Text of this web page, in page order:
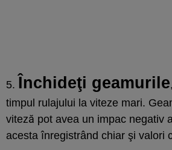
5. Închideţi geamurile
timpul rulajului la viteze mari.
viteză pot avea un impac negativ
acesta înregistrând chiar şi valori